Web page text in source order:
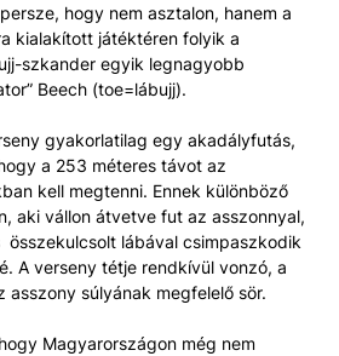
hogy nem asztalon, hanem a
kialakított játéktéren folyik a
szkander egyik legnagyobb
Beech (toe=lábujj).
gyakorlatilag egy akadályfutás,
a 253 méteres távot az
kell megtenni. Ennek különböző
aki vállon átvetve fut az asszonnyal,
lábával csimpaszkodik
A verseny tétje rendkívül vonzó, a
asszony súlyának megfelelő sör.
Magyarországon még nem